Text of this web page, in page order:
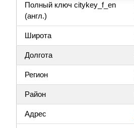
Полный ключ citykey_f_en
(англ.)
Широта
Долгота
Регион
Район
Адрес